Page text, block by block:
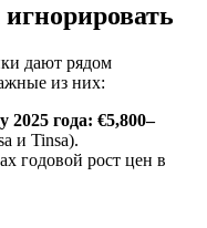
дают рядом
из них:
2025 года: €5,800–
и Tinsa).
годовой рост цен в